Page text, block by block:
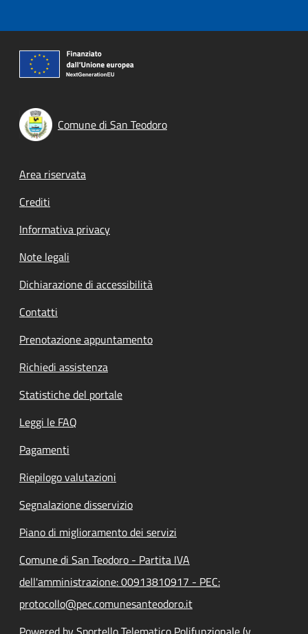
Comune di San Teodoro
Footer menu
Area riservata
Crediti
Informativa privacy
Note legali
Dichiarazione di accessibilità
Contatti
Prenotazione appuntamento
Richiedi assistenza
Statistiche del portale
Leggi le FAQ
Pagamenti
Riepilogo valutazioni
Segnalazione disservizio
Piano di miglioramento dei servizi
Comune di San Teodoro - Partita IVA
dell'amministrazione: 00913810917 - PEC:
protocollo@pec.comunesanteodoro.it